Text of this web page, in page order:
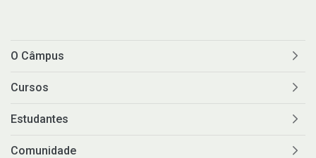
O Câmpus
Cursos
Estudantes
Comunidade